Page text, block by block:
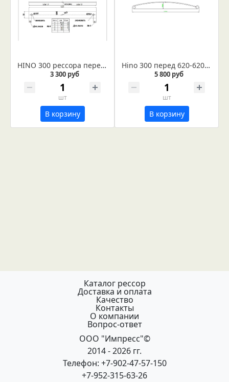
HINO 300 рессора передняя лист № 5 (Арт. IR 16-08-05)
3 300 руб
шт
В корзину
Hino 300 перед 620-620 с подгиб узкая кабина лист № 1 (Арт. IR 16-26-01)
5 800 руб
шт
В корзину
Каталог рессор
Доставка и оплата
Качество
Контакты
О компании
Вопрос-ответ
ООО "Импресс"©
2014 - 2026 гг.
Телефон: +7-902-47-57-150
+7-952-315-63-26